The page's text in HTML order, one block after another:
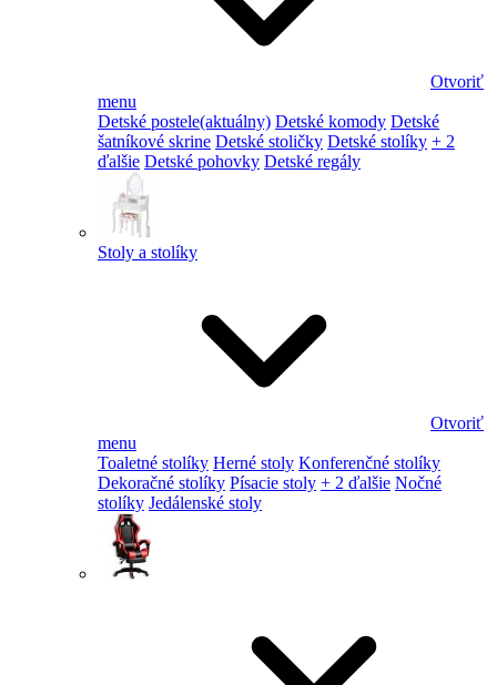
Otvoriť
menu
Detské postele(aktuálny) Detské komody Detské
šatníkové skrine Detské stoličky Detské stolíky + 2
ďalšie Detské pohovky Detské regály
Stoly a stolíky
Otvoriť
menu
Toaletné stolíky Herné stoly Konferenčné stolíky
Dekoračné stolíky Písacie stoly + 2 ďalšie Nočné
stolíky Jedálenské stoly